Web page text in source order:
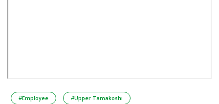
#Employee #Upper Tamakoshi